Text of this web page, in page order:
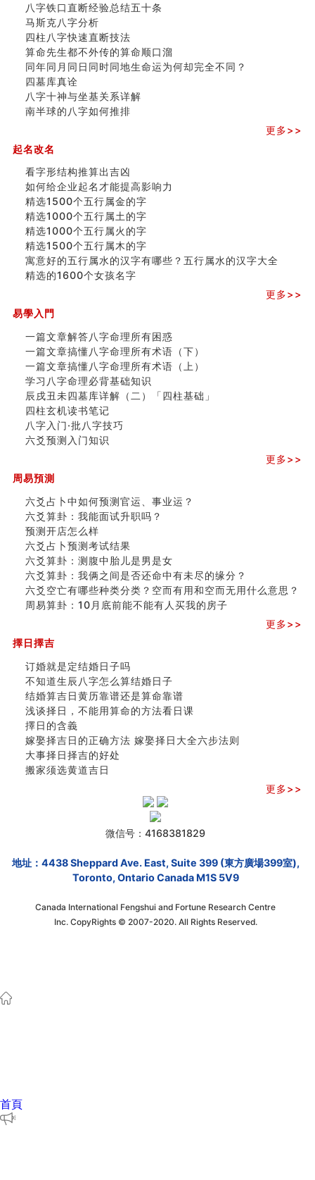
八字铁口直断经验总结五十条
马斯克八字分析
四柱八字快速直断技法
算命先生都不外传的算命顺口溜
同年同月同日同时同地生命运为何却完全不同？
四墓库真诠
八字十神与坐基关系详解
南半球的八字如何推排
更多>>
起名改名
看字形结构推算出吉凶
如何给企业起名才能提高影响力
精选1500个五行属金的字
精选1000个五行属土的字
精选1000个五行属火的字
精选1500个五行属木的字
寓意好的五行属水的汉字有哪些？五行属水的汉字大全
精选的1600个女孩名字
更多>>
易學入門
一篇文章解答八字命理所有困惑
一篇文章搞懂八字命理所有术语（下）
一篇文章搞懂八字命理所有术语（上）
学习八字命理必背基础知识
辰戌丑未四墓库详解（二）「四柱基础」
四柱玄机读书笔记
八字入门·批八字技巧
六爻预测入门知识
更多>>
周易預測
六爻占卜中如何预测官运、事业运？
六爻算卦：我能面试升职吗？
预测开店怎么样
六爻占卜预测考试结果
六爻算卦：测腹中胎儿是男是女
六爻算卦：我俩之间是否还命中有未尽的缘分？
六爻空亡有哪些种类分类？空而有用和空而无用什么意思？
周易算卦：10月底前能不能有人买我的房子
更多>>
擇日擇吉
订婚就是定结婚日子吗
不知道生辰八字怎么算结婚日子
结婚算吉日黄历靠谱还是算命靠谱
浅谈择日，不能用算命的方法看日课
擇日的含義
嫁娶择吉日的正确方法 嫁娶择日大全六步法则
大事择日择吉的好处
搬家须选黄道吉日
更多>>
微信号：4168381829
地址：4438 Sheppard Ave. East, Suite 399 (東方廣場399室),
Toronto, Ontario Canada M1S 5V9
Canada International Fengshui and Fortune Research Centre
Inc. CopyRights © 2007-2020. All Rights Reserved.
首頁